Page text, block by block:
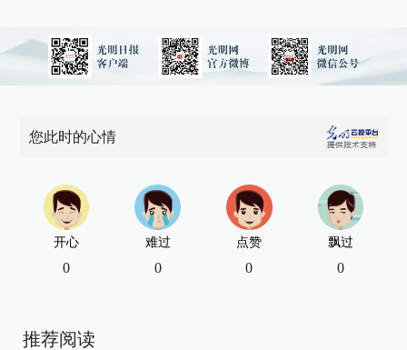
您此时的心情
开心
0
难过
0
点赞
0
飘过
0
推荐阅读